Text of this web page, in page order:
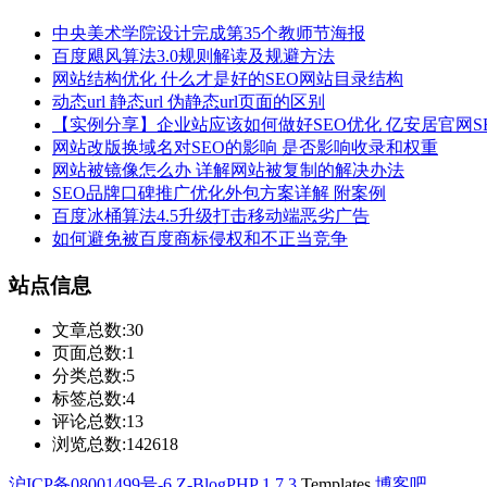
中央美术学院设计完成第35个教师节海报
百度飓风算法3.0规则解读及规避方法
网站结构优化 什么才是好的SEO网站目录结构
动态url 静态url 伪静态url页面的区别
【实例分享】企业站应该如何做好SEO优化 亿安居官网
网站改版换域名对SEO的影响 是否影响收录和权重
网站被镜像怎么办 详解网站被复制的解决办法
SEO品牌口碑推广优化外包方案详解 附案例
百度冰桶算法4.5升级打击移动端恶劣广告
如何避免被百度商标侵权和不正当竞争
站点信息
文章总数:30
页面总数:1
分类总数:5
标签总数:4
评论总数:13
浏览总数:142618